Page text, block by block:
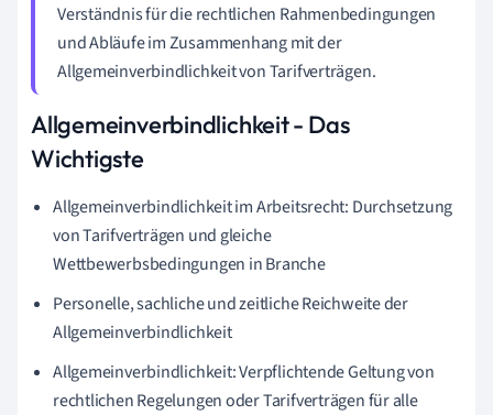
Verständnis für die rechtlichen Rahmenbedingungen
und Abläufe im Zusammenhang mit der
Allgemeinverbindlichkeit von Tarifverträgen.
Allgemeinverbindlichkeit - Das
Wichtigste
Allgemeinverbindlichkeit im Arbeitsrecht: Durchsetzung
von Tarifverträgen und gleiche
Wettbewerbsbedingungen in Branche
Personelle, sachliche und zeitliche Reichweite der
Allgemeinverbindlichkeit
Allgemeinverbindlichkeit: Verpflichtende Geltung von
rechtlichen Regelungen oder Tarifverträgen für alle